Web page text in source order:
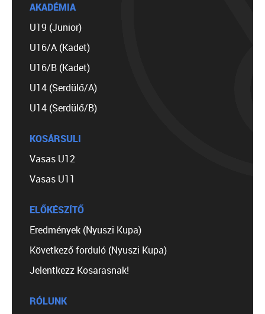
AKADÉMIA
U19 (Junior)
U16/A (Kadet)
U16/B (Kadet)
U14 (Serdülő/A)
U14 (Serdülő/B)
KOSÁRSULI
Vasas U12
Vasas U11
ELŐKÉSZÍTŐ
Eredmények (Nyuszi Kupa)
Következő forduló (Nyuszi Kupa)
Jelentkezz Kosarasnak!
RÓLUNK